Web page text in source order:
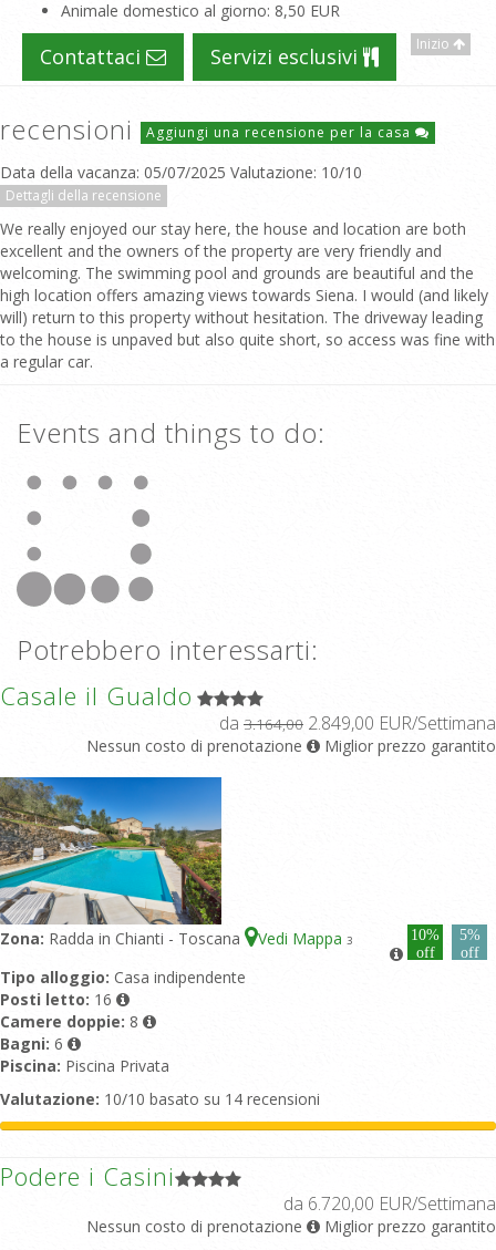
Animale domestico al giorno: 8,50 EUR
Inizio
Contattaci Servizi esclusivi
recensioni Aggiungi una recensione per la casa
Data della vacanza: 05/07/2025 Valutazione: 10/10
Dettagli della recensione
We really enjoyed our stay here, the house and location are both
excellent and the owners of the property are very friendly and
welcoming. The swimming pool and grounds are beautiful and the
high location offers amazing views towards Siena. I would (and likely
will) return to this property without hesitation. The driveway leading
to the house is unpaved but also quite short, so access was fine with
a regular car.
Events and things to do:
Potrebbero interessarti:
Casale il Gualdo
da 3.164,00 2.849,00 EUR/Settimana
Nessun costo di prenotazione Miglior prezzo garantito
Zona: Radda in Chianti - Toscana Vedi Mappa 3
10%
off
5%
off
Tipo alloggio: Casa indipendente
Posti letto: 16
Camere doppie: 8
Bagni: 6
Piscina: Piscina Privata
Valutazione: 10/10 basato su 14 recensioni
Podere i Casini
da 6.720,00 EUR/Settimana
Nessun costo di prenotazione Miglior prezzo garantito